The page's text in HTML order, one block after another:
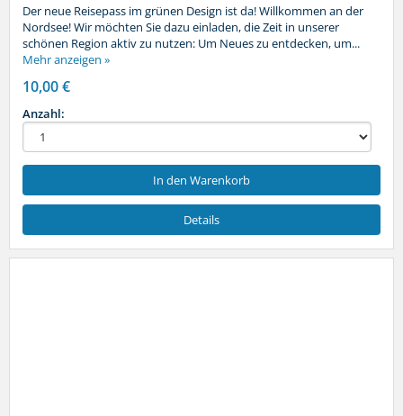
Der neue Reisepass im grünen Design ist da! Willkommen an der
Nordsee! Wir möchten Sie dazu einladen, die Zeit in unserer
schönen Region aktiv zu nutzen: Um Neues zu entdecken, um...
Mehr anzeigen »
10,00 €
Anzahl:
In den Warenkorb
Details